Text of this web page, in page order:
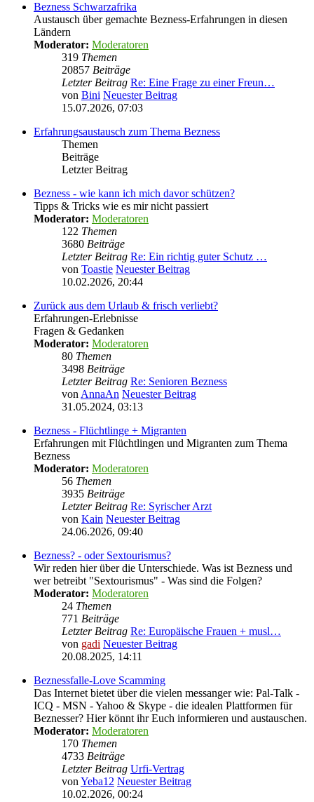
Bezness Schwarzafrika
Austausch über gemachte Bezness-Erfahrungen in diesen
Ländern
Moderator: Moderatoren
319 Themen
20857 Beiträge
Letzter Beitrag Re: Eine Frage zu einer Freun…
von Bini Neuester Beitrag
15.07.2026, 07:03
Erfahrungsaustausch zum Thema Bezness
Themen
Beiträge
Letzter Beitrag
Bezness - wie kann ich mich davor schützen?
Tipps & Tricks wie es mir nicht passiert
Moderator: Moderatoren
122 Themen
3680 Beiträge
Letzter Beitrag Re: Ein richtig guter Schutz …
von Toastie Neuester Beitrag
10.02.2026, 20:44
Zurück aus dem Urlaub & frisch verliebt?
Erfahrungen-Erlebnisse
Fragen & Gedanken
Moderator: Moderatoren
80 Themen
3498 Beiträge
Letzter Beitrag Re: Senioren Bezness
von AnnaAn Neuester Beitrag
31.05.2024, 03:13
Bezness - Flüchtlinge + Migranten
Erfahrungen mit Flüchtlingen und Migranten zum Thema
Bezness
Moderator: Moderatoren
56 Themen
3935 Beiträge
Letzter Beitrag Re: Syrischer Arzt
von Kain Neuester Beitrag
24.06.2026, 09:40
Bezness? - oder Sextourismus?
Wir reden hier über die Unterschiede. Was ist Bezness und
wer betreibt "Sextourismus" - Was sind die Folgen?
Moderator: Moderatoren
24 Themen
771 Beiträge
Letzter Beitrag Re: Europäische Frauen + musl…
von gadi Neuester Beitrag
20.08.2025, 14:11
Beznessfalle-Love Scamming
Das Internet bietet über die vielen messanger wie: Pal-Talk -
ICQ - MSN - Yahoo & Skype - die idealen Plattformen für
Beznesser? Hier könnt ihr Euch informieren und austauschen.
Moderator: Moderatoren
170 Themen
4733 Beiträge
Letzter Beitrag Urfi-Vertrag
von Yeba12 Neuester Beitrag
10.02.2026, 00:24